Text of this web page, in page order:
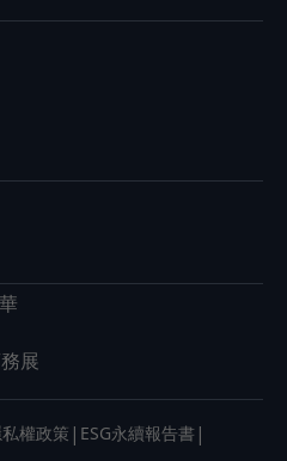
展
權政策 | ESG永續報告書 |